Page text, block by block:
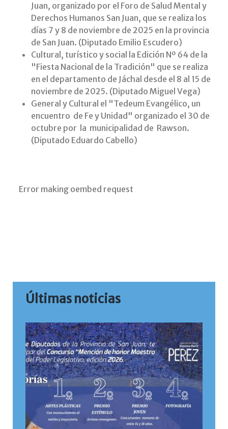
Juan, organizado por el Foro de Salud Mental y
Derechos Humanos San Juan, que se realiza los
días 7 y 8 de noviembre de 2025 en la provincia
de San Juan. (Diputado Emilio Escudero)
Cultural, turístico y social la Edición Nº 64 de la
"Fiesta Nacional de la Tradición" que se realiza
en el departamento de Jáchal desde el 8 al 15 de
noviembre de 2025. (Diputado Miguel Vega)
General y Cultural el "Tedeum Evangélico, un
encuentro de Fe y Unidad" organizado el 30 de
octubre por la municipalidad de Rawson.
(Diputado Eduardo Cabello)
Error making oembed request
Últimas noticias